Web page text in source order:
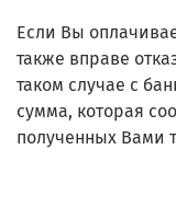
Если Вы
также вправе
таком случае с
сумма, которая
полученных Вами